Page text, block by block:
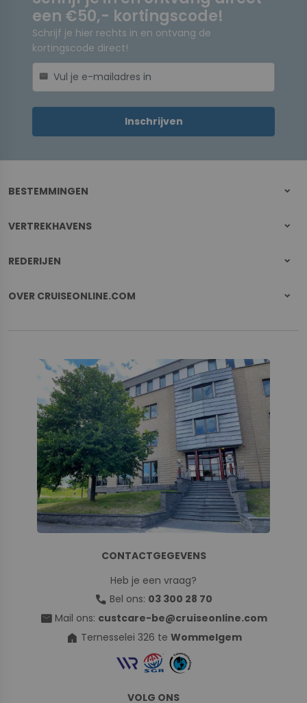
een €50,- kortingscode!
Schrijf je hier rechts in en ontvang de
kortingscode direct!
mail
Inschrijven
BESTEMMINGEN
VERTREKHAVENS
REDERIJEN
OVER CRUISEONLINE.COM
CONTACTGEGEVENS
Heb je een vraag?
call Bel ons: 03 300 28 70
mail Mail ons: custcare-be@cruiseonline.com
home Ternesselei 326 te Wommelgem
VOLG ONS